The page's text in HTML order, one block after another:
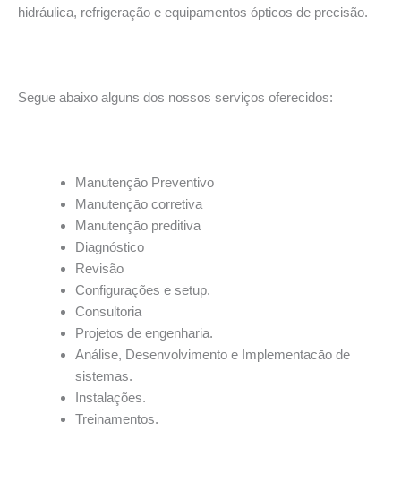
hidráulica, refrigeração e equipamentos ópticos de precisão.
Segue abaixo alguns dos nossos serviços oferecidos:
Manutençāo Preventivo
Manutençāo corretiva
Manutençāo preditiva
Diagnóstico
Revisão
Configurações e setup.
Consultoria
Projetos de engenharia.
Análise, Desenvolvimento e Implementacāo de
sistemas.
Instalações.
Treinamentos.